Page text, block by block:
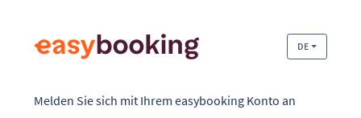
DE
Melden Sie sich mit Ihrem easybooking Konto an